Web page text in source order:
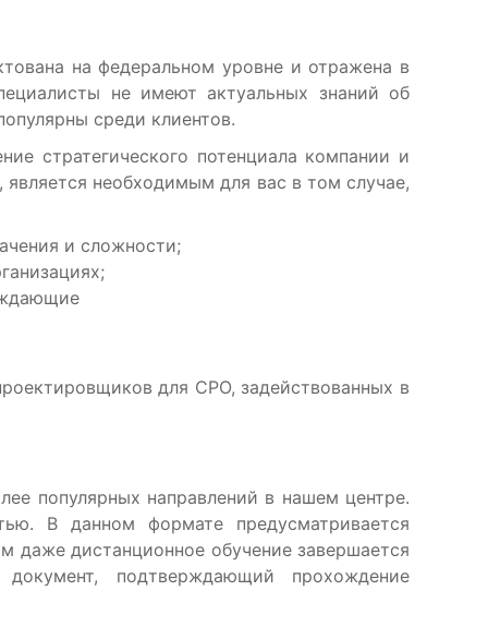
на федеральном уровне и отражена в
не имеют актуальных знаний об
среди клиентов.
стратегического потенциала компании и
необходимым для вас в том случае,
и сложности;
для СРО, задействованных в
популярных направлений в нашем центре.
В данном формате предусматривается
даже дистанционное обучение завершается
подтверждающий прохождение